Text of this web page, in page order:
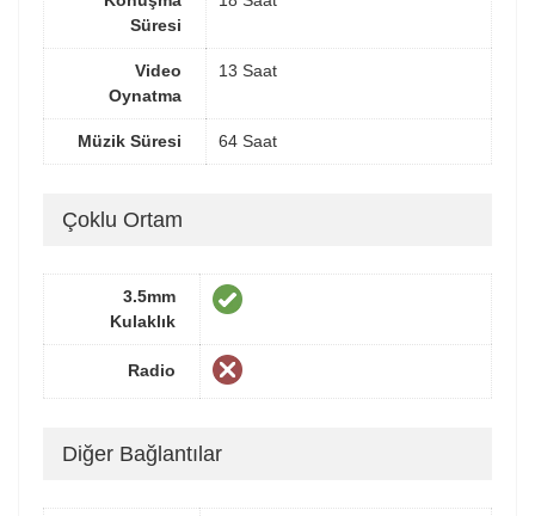
Süresi
Video
Oynatma
13 Saat
Müzik Süresi 64 Saat
Çoklu Ortam
3.5mm
Kulaklık
Radio
Diğer Bağlantılar